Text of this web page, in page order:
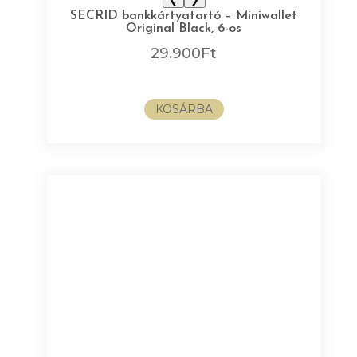
SECRID bankkártyatartó – Miniwallet
Original Black, 6-os
29.900Ft
KOSÁRBA